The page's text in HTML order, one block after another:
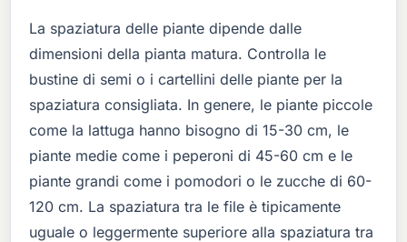
La spaziatura delle piante dipende dalle
dimensioni della pianta matura. Controlla le
bustine di semi o i cartellini delle piante per la
spaziatura consigliata. In genere, le piante piccole
come la lattuga hanno bisogno di 15-30 cm, le
piante medie come i peperoni di 45-60 cm e le
piante grandi come i pomodori o le zucche di 60-
120 cm. La spaziatura tra le file è tipicamente
uguale o leggermente superiore alla spaziatura tra